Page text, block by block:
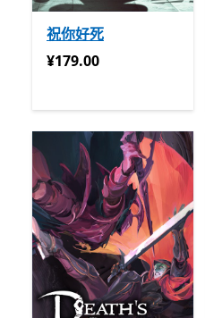
祝你好死
¥179.00
¥179.00